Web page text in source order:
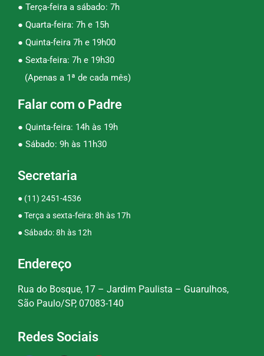
● Terça-feira a sábado: 7h
● Quarta-feira: 7h e 15h
● Quinta-feira 7h e 19h00
● Sexta-feira: 7h e 19h30
(Apenas a 1ª de cada mês)
Falar com o Padre
● Quinta-feira: 14h às 19h
● Sábado: 9h às 11h30
Secretaria
● (11) 2451-4536
● Terça a sexta-feira: 8h às 17h
● Sábado: 8h às 12h
Endereço
Rua do Bosque, 17 – Jardim Paulista – Guarulhos,
São Paulo/SP, 07083-140
Redes Sociais